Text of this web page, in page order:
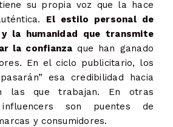
su propia voz que la hace
El estilo personal de
la humanidad que transmite
la confianza que han ganado
En el ciclo publicitario, los
esa credibilidad hacia
las que trabajan. En otras
son puentes de
y consumidores.